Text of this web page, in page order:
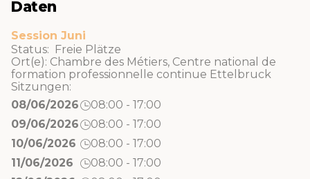
Daten
Session Juni
Status: Freie Plätze
Ort(e): Chambre des Métiers, Centre national de
formation professionnelle continue Ettelbruck
Sitzungen:
08/06/2026
08:00 - 17:00
09/06/2026
08:00 - 17:00
10/06/2026
08:00 - 17:00
11/06/2026
08:00 - 17:00